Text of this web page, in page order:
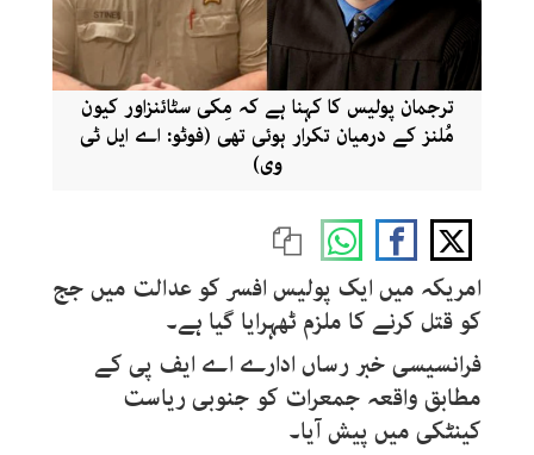
ترجمان پولیس کا کہنا ہے کہ مِکی سٹائنزاور کیون
مُلنز کے درمیان تکرار ہوئی تھی (فوٹو: اے ایل ٹی
وی)
امریکہ میں ایک پولیس افسر کو عدالت میں جج
کو قتل کرنے کا ملزم ٹھہرایا گیا ہے۔
فرانسیسی خبر رساں ادارے اے ایف پی کے
مطابق واقعہ جمعرات کو جنوبی ریاست
کینٹکی میں پیش آیا۔